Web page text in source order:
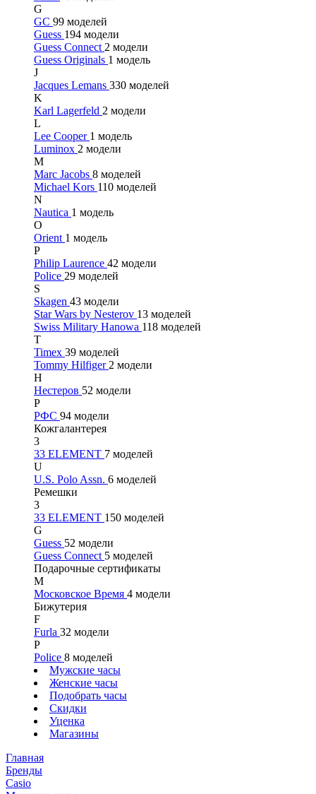
G
GC 99 моделей
Guess 194 модели
Guess Connect 2 модели
Guess Originals 1 модель
J
Jacques Lemans 330 моделей
K
Karl Lagerfeld 2 модели
L
Lee Cooper 1 модель
Luminox 2 модели
M
Marc Jacobs 8 моделей
Michael Kors 110 моделей
N
Nautica 1 модель
O
Orient 1 модель
P
Philip Laurence 42 модели
Police 29 моделей
S
Skagen 43 модели
Star Wars by Nesterov 13 моделей
Swiss Military Hanowa 118 моделей
T
Timex 39 моделей
Tommy Hilfiger 2 модели
Н
Нестеров 52 модели
Р
РФС 94 модели
Кожгалантерея
3
33 ELEMENT 7 моделей
U
U.S. Polo Assn. 6 моделей
Ремешки
3
33 ELEMENT 150 моделей
G
Guess 52 модели
Guess Connect 5 моделей
Подарочные сертификаты
М
Московское Время 4 модели
Бижутерия
F
Furla 32 модели
P
Police 8 моделей
Мужские часы
Женские часы
Подобрать часы
Скидки
Уценка
Магазины
Главная
Бренды
Casio